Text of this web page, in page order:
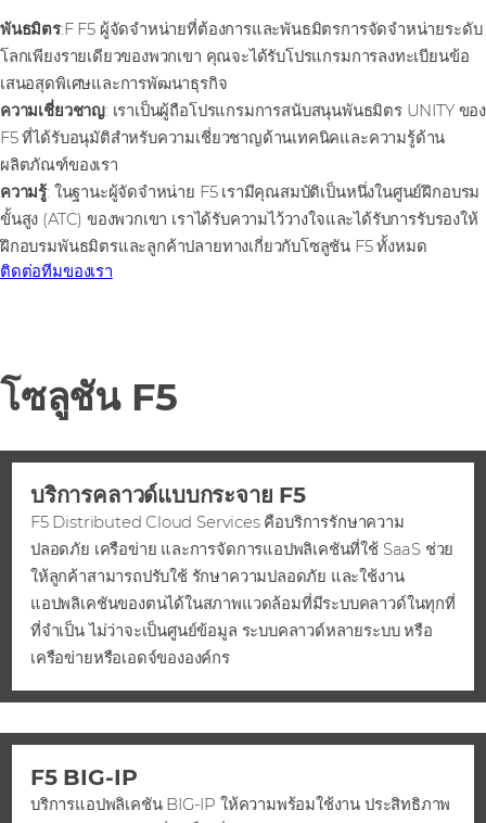
พันธมิตร:F F5 ผู้จัดจําหน่ายที่ต้องการและพันธมิตรการจัดจําหน่ายระดับ
โลกเพียงรายเดียวของพวกเขา คุณจะได้รับโปรแกรมการลงทะเบียนข้อ
เสนอสุดพิเศษและการพัฒนาธุรกิจ
ความเชี่ยวชาญ: เราเป็นผู้ถือโปรแกรมการสนับสนุนพันธมิตร UNITY ของ
F5 ที่ได้รับอนุมัติสําหรับความเชี่ยวชาญด้านเทคนิคและความรู้ด้าน
ผลิตภัณฑ์ของเรา
ความรู้: ในฐานะผู้จัดจําหน่าย F5 เรามีคุณสมบัติเป็นหนึ่งในศูนย์ฝึกอบรม
ขั้นสูง (ATC) ของพวกเขา เราได้รับความไว้วางใจและได้รับการรับรองให้
ฝึกอบรมพันธมิตรและลูกค้าปลายทางเกี่ยวกับโซลูชัน F5 ทั้งหมด
ติดต่อทีมของเรา
โซลูชัน F5
บริการคลาวด์แบบกระจาย F5
F5 Distributed Cloud Services คือบริการรักษาความ
ปลอดภัย เครือข่าย และการจัดการแอปพลิเคชันที่ใช้ SaaS ช่วย
ให้ลูกค้าสามารถปรับใช้ รักษาความปลอดภัย และใช้งาน
แอปพลิเคชันของตนได้ในสภาพแวดล้อมที่มีระบบคลาวด์ในทุกที่
ที่จําเป็น ไม่ว่าจะเป็นศูนย์ข้อมูล ระบบคลาวด์หลายระบบ หรือ
เครือข่ายหรือเอดจ์ขององค์กร
F5 BIG-IP
บริการแอปพลิเคชัน BIG-IP ให้ความพร้อมใช้งาน ประสิทธิภาพ